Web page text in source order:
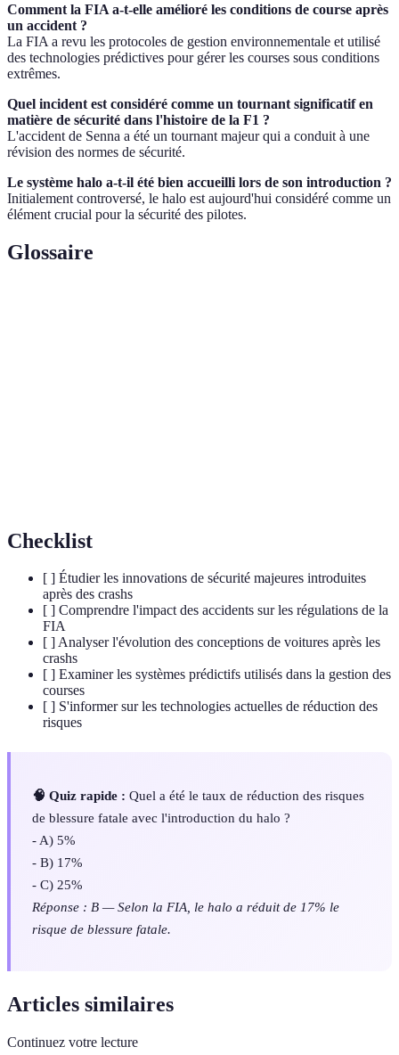
Comment la FIA a-t-elle amélioré les conditions de course après
un accident ?
La FIA a revu les protocoles de gestion environnementale et utilisé
des technologies prédictives pour gérer les courses sous conditions
extrêmes.
Quel incident est considéré comme un tournant significatif en
matière de sécurité dans l'histoire de la F1 ?
L'accident de Senna a été un tournant majeur qui a conduit à une
révision des normes de sécurité.
Le système halo a-t-il été bien accueilli lors de son introduction ?
Initialement controversé, le halo est aujourd'hui considéré comme un
élément crucial pour la sécurité des pilotes.
Glossaire
Checklist
[ ] Étudier les innovations de sécurité majeures introduites
après des crashs
[ ] Comprendre l'impact des accidents sur les régulations de la
FIA
[ ] Analyser l'évolution des conceptions de voitures après les
crashs
[ ] Examiner les systèmes prédictifs utilisés dans la gestion des
courses
[ ] S'informer sur les technologies actuelles de réduction des
risques
🧠 Quiz rapide : Quel a été le taux de réduction des risques
de blessure fatale avec l'introduction du halo ?
- A) 5%
- B) 17%
- C) 25%
Réponse : B — Selon la FIA, le halo a réduit de 17% le
risque de blessure fatale.
Articles similaires
Continuez votre lecture